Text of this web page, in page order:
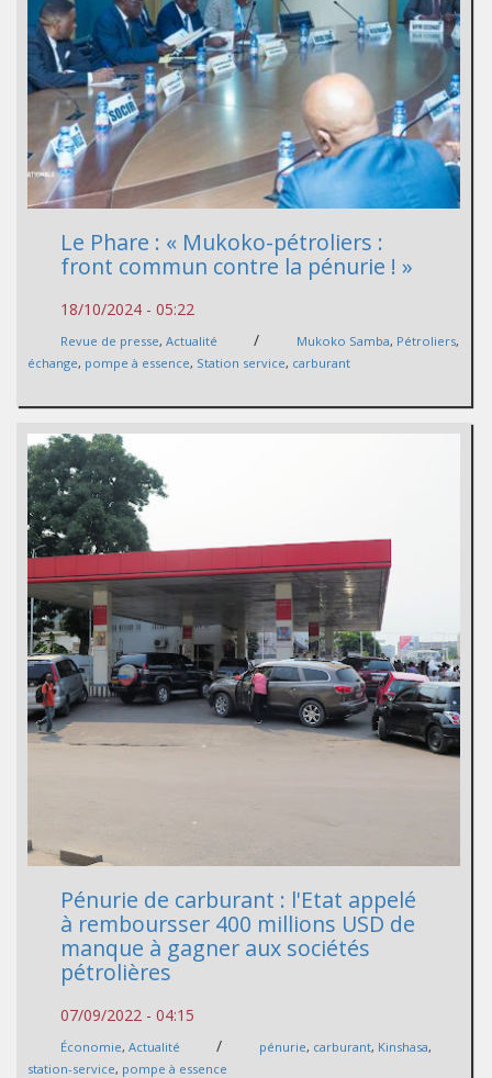
Le Phare : « Mukoko-pétroliers :
front commun contre la pénurie ! »
18/10/2024 - 05:22
Revue de presse, Actualité / Mukoko Samba, Pétroliers,
échange, pompe à essence, Station service, carburant
Pénurie de carburant : l'Etat appelé
à remboursser 400 millions USD de
manque à gagner aux sociétés
pétrolières
07/09/2022 - 04:15
Économie, Actualité / pénurie, carburant, Kinshasa,
station-service, pompe à essence